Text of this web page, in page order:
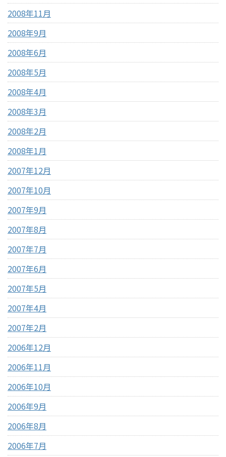
2008年11月
2008年9月
2008年6月
2008年5月
2008年4月
2008年3月
2008年2月
2008年1月
2007年12月
2007年10月
2007年9月
2007年8月
2007年7月
2007年6月
2007年5月
2007年4月
2007年2月
2006年12月
2006年11月
2006年10月
2006年9月
2006年8月
2006年7月